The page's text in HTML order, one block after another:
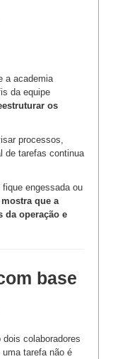
a academia
da equipe
os
processos,
de tarefas continua
engessada ou
mostra que a
da operação e
base
colaboradores
tarefa não é